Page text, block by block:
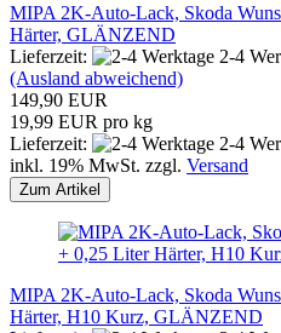
MIPA 2K-Auto-Lack, Skoda
Härter, GLÄNZEND
Lieferzeit:
2-4
(Ausland abweichend)
149,90 EUR
19,99 EUR pro kg
Lieferzeit:
2-4
inkl. 19% MwSt. zzgl. Versand
Zum Artikel
MIPA 2K-Auto-Lack, Skoda
Härter, H10 Kurz, GLÄNZEND